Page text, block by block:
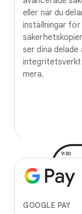
eller när du
inställningar för
ser dina delade
mera.
GOOGLE PAY